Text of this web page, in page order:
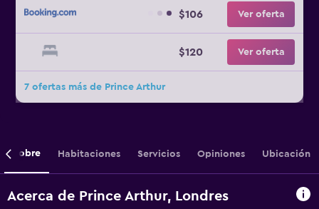
$106 Ver oferta
$120 Ver oferta
7 ofertas más de Prince Arthur
Sobre Habitaciones Servicios Opiniones Ubicación
Acerca de Prince Arthur, Londres